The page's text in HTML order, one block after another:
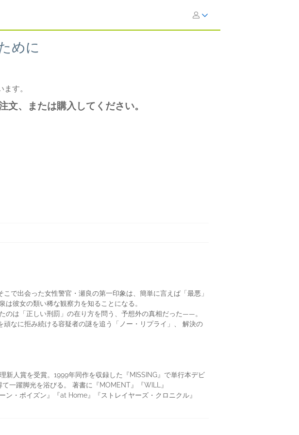
めに
す。
文、または購入してください。
で出会った女性警官・瀬良の第一印象は、簡単に言えば「最悪」
彼女の類い稀な観察力を知ることになる。
のは「正しい刑罰」の在り方を問う、予想外の真相だった――。
なに拒み続ける容疑者の謎を追う「ノー・リプライ」、 解決の
新人賞を受賞。1999年同作を収録した『MISSING』で単行本デビ
一躍脚光を浴びる。 著書に『MOMENT』『WILL』
ン・ポイズン』『at Home』『ストレイヤーズ・クロニクル』